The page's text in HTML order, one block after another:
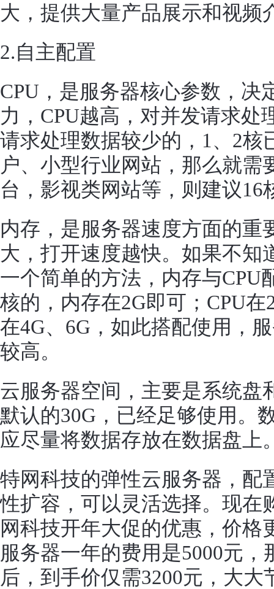
大，提供大量产品展示和视频
2.自主配置
CPU，是服务器核心参数，决
力，CPU越高，对并发请求处
请求处理数据较少的，1、2核
户、小型行业网站，那么就需
台，影视类网站等，则建议16
内存，是服务器速度方面的重
大，打开速度越快。如果不知
一个简单的方法，内存与CPU
核的，内存在2G即可；CPU
在4G、6G，如此搭配使用，
较高。
云服务器空间，主要是系统盘
默认的30G，已经足够使用。
应尽量将数据存放在数据盘上
特网科技的弹性云服务器 ，
性扩容，可以灵活选择。现在
网科技开年大促的优惠，价格
服务器一年的费用是5000元
后，到手价仅需3200元，大大